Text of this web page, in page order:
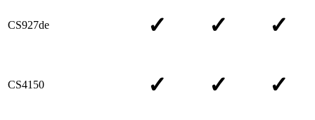
CS927de ✓ ✓ ✓
CS4150 ✓ ✓ ✓